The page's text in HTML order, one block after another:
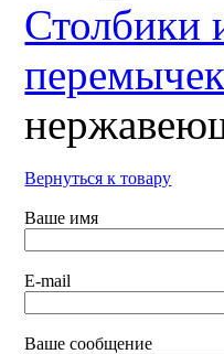
Столбики
Вернуться к товару
Ваше имя
E-mail
Ваше сообщение